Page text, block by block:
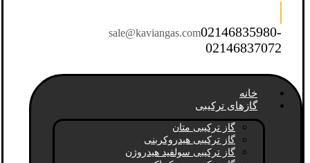
sale@kaviangas.com02146835980-
02146837072
خانه
گازهای ترکیبی
گاز ترکیبی متان
گاز ترکیبی هیدروکربنی
گاز ترکیبی سولفید هیدروژن